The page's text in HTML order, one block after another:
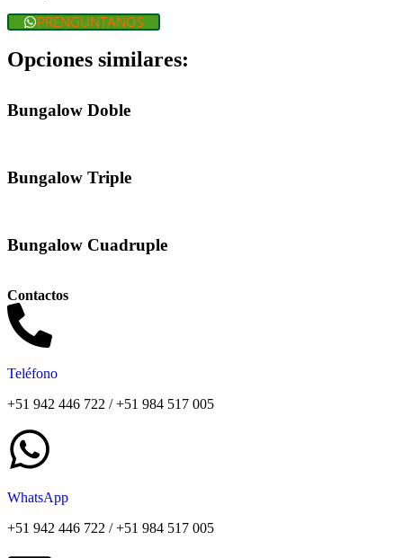
PRENGUNTANOS
Opciones similares:
Bungalow Doble
Bungalow Triple
Bungalow Cuadruple
Contactos
Teléfono
+51 942 446 722 / +51 984 517 005
WhatsApp
+51 942 446 722 / +51 984 517 005